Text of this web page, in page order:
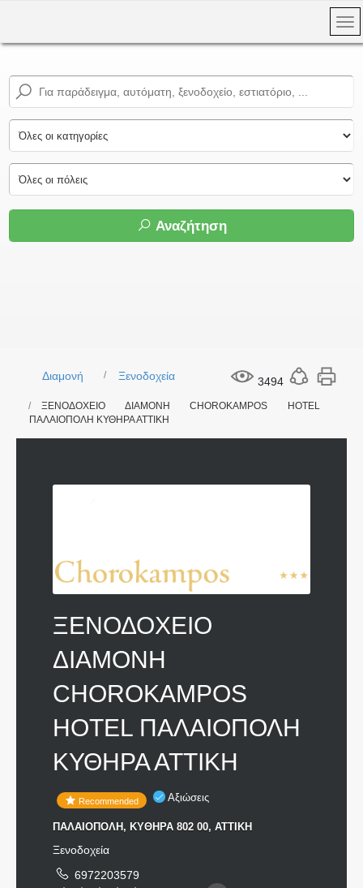
Αναζήτηση
3494
Διαμονή Ξενοδοχεία
ΞΕΝΟΔΟΧΕΙΟ ΔΙΑΜΟΝΗ CHOROKAMPOS HOTEL
ΠΑΛΑΙΟΠΟΛΗ ΚΥΘΗΡΑ ΑΤΤΙΚΗ
ΞΕΝΟΔΟΧΕΙΟ
ΔΙΑΜΟΝΗ
CHOROKAMPOS
HOTEL ΠΑΛΑΙΟΠΟΛΗ
ΚΥΘΗΡΑ ΑΤΤΙΚΗ
Recommended Αξιώσεις
ΠΑΛΑΙΟΠΟΛΗ, ΚΥΘΗΡΑ 802 00, ΑΤΤΙΚΗ
Ξενοδοχεία
6972203579